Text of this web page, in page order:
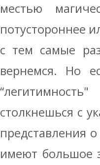
местью
потустороннее
с тем самые
вернемся. Но
столкнешься с
представления
имеют большое